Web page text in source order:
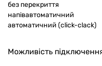
підключити цей
Гофровані.
довгої складчастої
Плюси: за рахунок
без перекриття
напівавтоматичний
автоматичний (click-clack)
Можливість